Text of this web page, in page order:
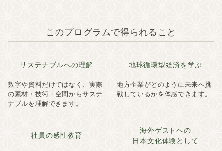
このプログラムで得られること
サステナブルへの理解
数字や資料だけではなく、実際
の素材・技術・空間からサステ
ナブルを理解できます。
地球循環型経済を学ぶ
地方企業がどのように未来へ挑
戦しているかを体感できます。
社員の感性教育
海外ゲストへの
日本文化体験として